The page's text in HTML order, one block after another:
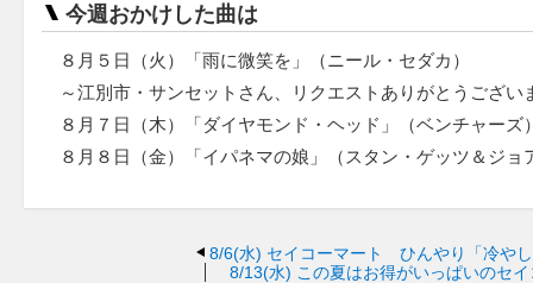
今週おかけした曲は
８月５日（火）「雨に微笑を」（ニール・セダカ）
～江別市・サンセットさん、リクエストありがとうござい
８月７日（木）「ダイヤモンド・ヘッド」（ベンチャーズ
８月８日（金）「イパネマの娘」（スタン・ゲッツ＆ジョ
8/6(水) セイコーマート ひんやり「冷や
8/13(水) この夏はお得がいっぱいのセ